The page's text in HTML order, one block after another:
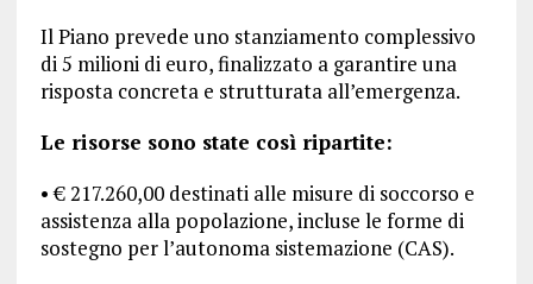
Il Piano prevede uno stanziamento complessivo
di 5 milioni di euro, finalizzato a garantire una
risposta concreta e strutturata all’emergenza.
Le risorse sono state così ripartite:
• € 217.260,00 destinati alle misure di soccorso e
assistenza alla popolazione, incluse le forme di
sostegno per l’autonoma sistemazione (CAS).